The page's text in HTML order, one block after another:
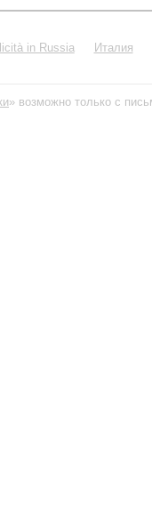
in Russia Италия
» возможно только с